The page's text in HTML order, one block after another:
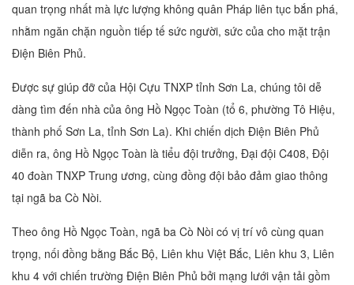
quan trọng nhất mà lực lượng không quân Pháp liên tục bắn phá,
nhằm ngăn chặn nguồn tiếp tế sức người, sức của cho mặt trận
Điện Biên Phủ.
Được sự giúp đỡ của Hội Cựu TNXP tỉnh Sơn La, chúng tôi dễ
dàng tìm đến nhà của ông Hồ Ngọc Toàn (tổ 6, phường Tô Hiệu,
thành phố Sơn La, tỉnh Sơn La). Khi chiến dịch Điện Biên Phủ
diễn ra, ông Hồ Ngọc Toàn là tiểu đội trưởng, Đại đội C408, Đội
40 đoàn TNXP Trung ương, cùng đồng đội bảo đảm giao thông
tại ngã ba Cò Nòi.
Theo ông Hồ Ngọc Toàn, ngã ba Cò Nòi có vị trí vô cùng quan
trọng, nối đồng bằng Bắc Bộ, Liên khu Việt Bắc, Liên khu 3, Liên
khu 4 với chiến trường Điện Biên Phủ bởi mạng lưới vận tải gồm